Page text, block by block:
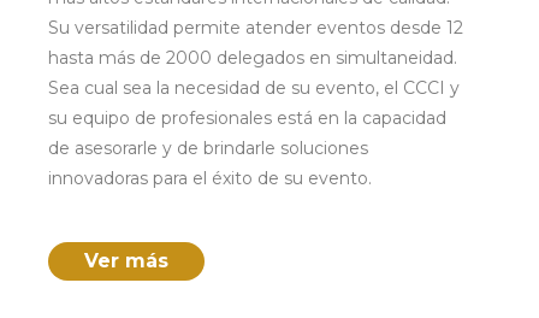
Su versatilidad permite atender eventos desde 12
hasta más de 2000 delegados en simultaneidad.
Sea cual sea la necesidad de su evento, el CCCI y
su equipo de profesionales está en la capacidad
de asesorarle y de brindarle soluciones
innovadoras para el éxito de su evento.
Ver más